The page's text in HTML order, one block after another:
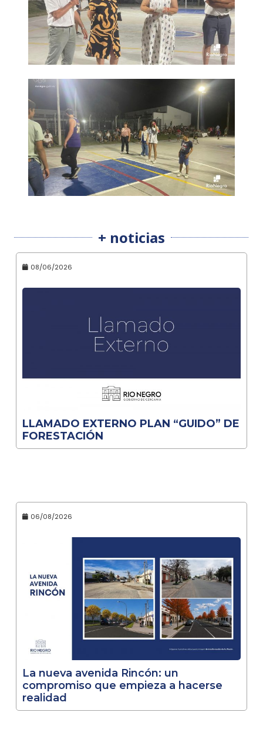
+ noticias
08/06/2026
LLAMADO EXTERNO PLAN “GUIDO” DE
FORESTACIÓN
06/08/2026
La nueva avenida Rincón: un
compromiso que empieza a hacerse
realidad